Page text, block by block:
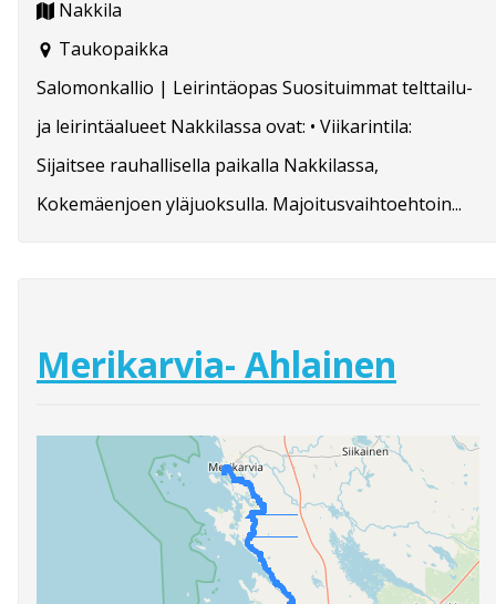
Nakkila
Taukopaikka
Salomonkallio | Leirintäopas Suosituimmat telttailu-
ja leirintäalueet Nakkilassa ovat: • Viikarintila:
Sijaitsee rauhallisella paikalla Nakkilassa,
Kokemäenjoen yläjuoksulla. Majoitusvaihtoehtoin...
Merikarvia- Ahlainen